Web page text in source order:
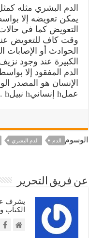
الدم البشري مثله
يمكن تعويضه إلا
التعويض كما في
وقت كاف للتعويض عند
الحوادث أو الإصابات
الكبيرة عند وجود
الدم المفقود إلا
الإنسان هو المصدر
عملh إنسانيh نبيلh .
الوسوم الدم الدم البشري
عن فريق التحرير
يشرف
الكتاب